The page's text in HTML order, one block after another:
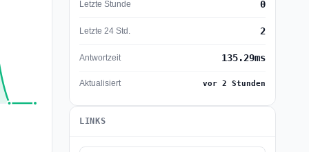
Letzte Stunde 0
Letzte 24 Std. 2
Antwortzeit 135.29ms
Aktualisiert vor 2 Stunden
LINKS